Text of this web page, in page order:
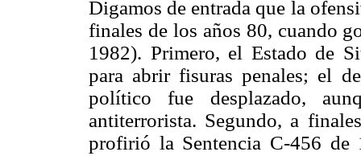
Digamos de entrada que la
finales de los años 80, cuando
1982). Primero, el Estado de
para abrir fisuras penales; el
político fue desplazado,
antiterrorista. Segundo, a
profirió la Sentencia C-456